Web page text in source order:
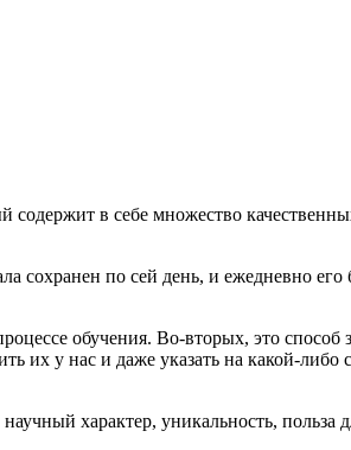
в себе множество
сохранен по сей день, и ежедневно его
обучения. Во-вторых, это способ
их у нас и даже указать на какой-либо
характер, уникальность, польза